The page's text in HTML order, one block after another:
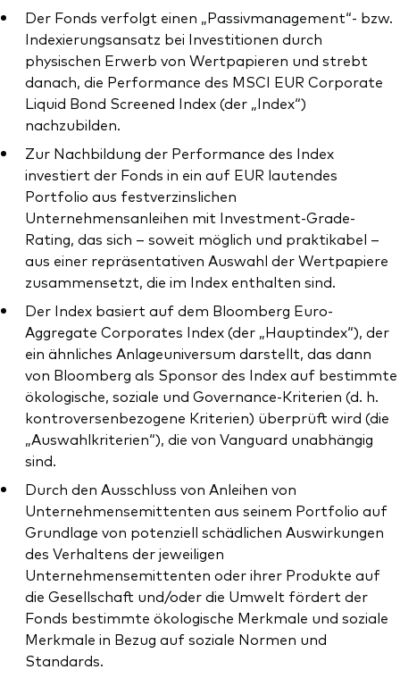
Ressourcen
Marktvolatilität
Research
Anbieterliste
Vanguard Modellportfolios
Vanguard Beratungsstudie
Der Fonds verfolgt einen „Passivmanagement“- bzw.
Indexierungsansatz bei Investitionen durch
physischen Erwerb von Wertpapieren und strebt
danach, die Performance des MSCI EUR Corporate
Liquid Bond Screened Index (der „Index“)
nachzubilden.
Zur Nachbildung der Performance des Index
investiert der Fonds in ein auf EUR lautendes
Portfolio aus festverzinslichen
Unternehmensanleihen mit Investment-Grade-
Rating, das sich – soweit möglich und praktikabel –
aus einer repräsentativen Auswahl der Wertpapiere
zusammensetzt, die im Index enthalten sind.
Der Index basiert auf dem Bloomberg Euro-
Aggregate Corporates Index (der „Hauptindex“), der
ein ähnliches Anlageuniversum darstellt, das dann
von Bloomberg als Sponsor des Index auf bestimmte
ökologische, soziale und Governance-Kriterien (d. h.
kontroversenbezogene Kriterien) überprüft wird (die
„Auswahlkriterien“), die von Vanguard unabhängig
sind.
Durch den Ausschluss von Anleihen von
Unternehmensemittenten aus seinem Portfolio auf
Grundlage von potenziell schädlichen Auswirkungen
des Verhaltens der jeweiligen
Unternehmensemittenten oder ihrer Produkte auf
die Gesellschaft und/oder die Umwelt fördert der
Fonds bestimmte ökologische Merkmale und soziale
Merkmale in Bezug auf soziale Normen und
Standards.